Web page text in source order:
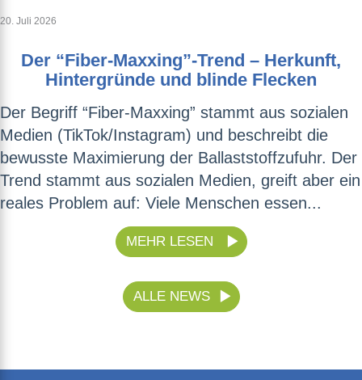
20. Juli 2026
Der “Fiber-Maxxing”-Trend – Herkunft,
Hintergründe und blinde Flecken
Der Begriff “Fiber-Maxxing” stammt aus sozialen
Medien (TikTok/Instagram) und beschreibt die
bewusste Maximierung der Ballaststoffzufuhr. Der
Trend stammt aus sozialen Medien, greift aber ein
reales Problem auf: Viele Menschen essen...
MEHR LESEN
ALLE NEWS